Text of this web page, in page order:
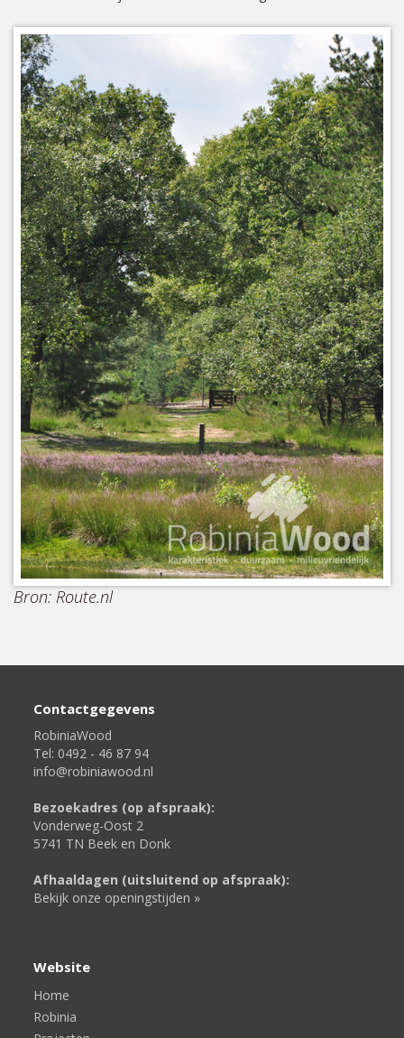
Bron: Route.nl
Contactgegevens
RobiniaWood
Tel: 0492 - 46 87 94
info@robiniawood.nl
Bezoekadres (op afspraak):
Vonderweg-Oost 2
5741 TN Beek en Donk
Afhaaldagen (uitsluitend op afspraak):
Bekijk onze openingstijden »
Website
Home
Robinia